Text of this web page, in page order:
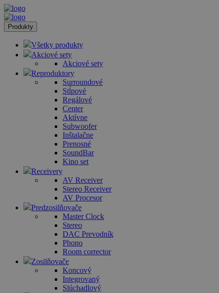
Produkty
Všetky produkty
Akciové sety
Akciové sety
Reproduktory
Surroundové
Stĺpové
Regálové
Center
Aktívne
Subwoofer
Inštalačne
Prenosné
SoundBar
Kino set
Receivery
AV Receiver
Stereo Receiver
AV Procesor
Predzosilňovače
Master Clock
Stereo
DAC Prevodník
Phono
Room corrector
Zosilňovače
Koncový
Integrovaný
Slúchadlový